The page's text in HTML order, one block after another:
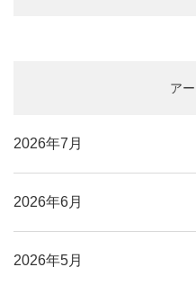
ア
2026年7月
2026年6月
2026年5月